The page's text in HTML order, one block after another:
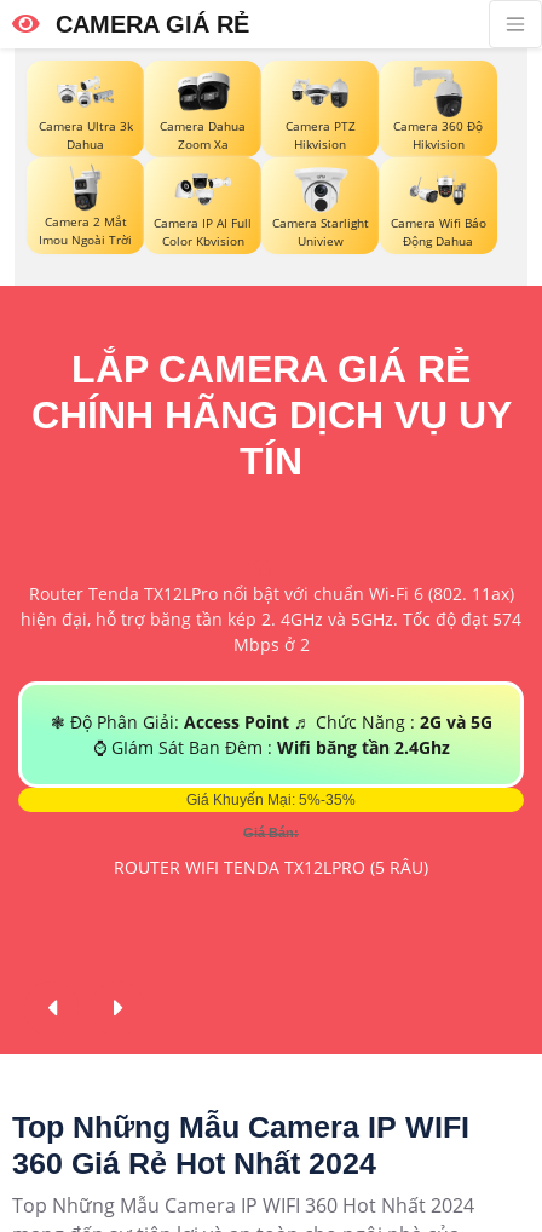
CAMERA GIÁ RẺ
Camera Ultra 3k
Dahua
Camera Dahua
Zoom Xa
Camera PTZ
Hikvision
Camera 360 Độ
Hikvision
Camera 2 Mắt
Imou Ngoài Trời
Camera IP AI Full
Color Kbvision
Camera Starlight
Uniview
Camera Wifi Báo
Động Dahua
LẮP CAMERA GIÁ RẺ
CHÍNH HÃNG DỊCH VỤ UY
TÍN
Router Tenda TX12LPro nổi bật với chuẩn Wi-Fi 6 (802. 11ax)
hiện đại, hỗ trợ băng tần kép 2. 4GHz và 5GHz. Tốc độ đạt 574
Mbps ở 2
❃ Độ Phân Giải: Access Point♬ Chức Năng : 2G và 5G
⌚ GIám Sát Ban Đêm : Wifi băng tần 2.4Ghz
Giá Khuyến Mại: 5%-35%
Giá Bán:
ROUTER WIFI TENDA TX12LPRO (5 RÂU)
Top Những Mẫu Camera IP WIFI
360 Giá Rẻ Hot Nhất 2024
Top Những Mẫu Camera IP WIFI 360 Hot Nhất 2024